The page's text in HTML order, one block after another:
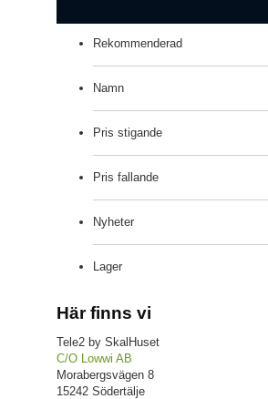
Rekommenderad
Namn
Pris stigande
Pris fallande
Nyheter
Lager
Här finns vi
Tele2 by SkalHuset
C/O Lowwi AB
Morabergsvägen 8
15242 Södertälje